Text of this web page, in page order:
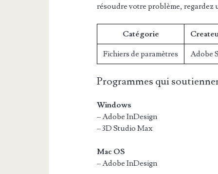
résoudre votre problème, regardez
Catégorie
Fichiers de paramètres Adobe
Programmes qui
Windows
– Adobe InDesign
– 3D Studio Max
Mac OS
– Adobe InDesign